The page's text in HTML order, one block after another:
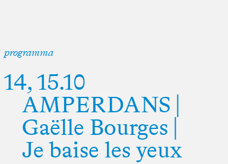
programma
14, 15.10
AMPERDANS |
Gaëlle Bourges |
Je baise les yeux